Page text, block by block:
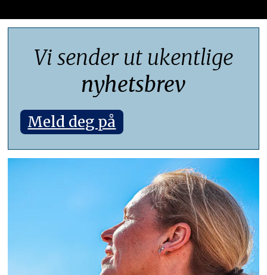
Vi sender ut ukentlige
nyhetsbrev
Meld deg på